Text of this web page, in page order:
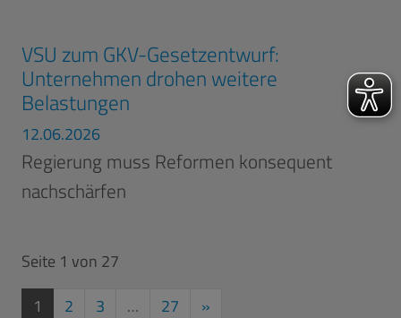
VSU zum GKV-Gesetzentwurf:
Unternehmen drohen weitere
Belastungen
12.06.2026
Regierung muss Reformen konsequent
nachschärfen
Seite 1 von 27
1 aktuelle Seite
2 3 … 27 »